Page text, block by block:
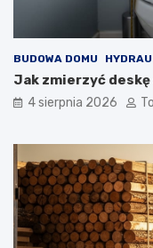
BUDOWA DOMU
Jak zmierzyć
4 sierpnia 2026